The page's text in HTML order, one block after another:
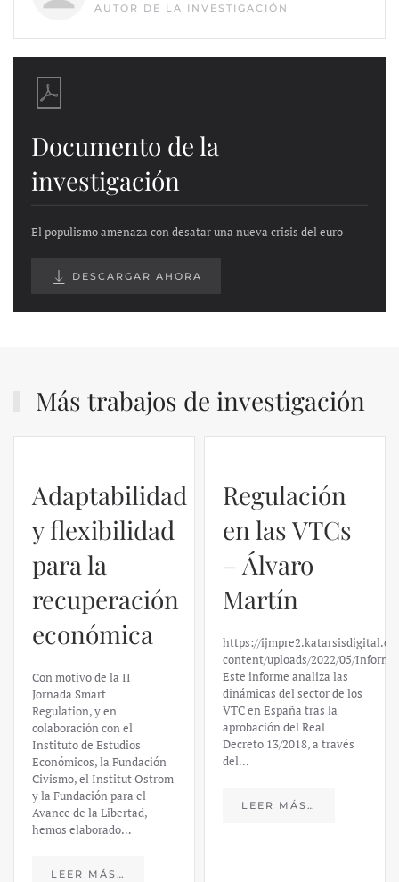
AUTOR DE LA INVESTIGACIÓN
Documento de la
investigación
El populismo amenaza con desatar una nueva crisis del euro
DESCARGAR AHORA
Más trabajos de investigación
Adaptabilidad
y flexibilidad
para la
recuperación
económica
Con motivo de la II
Jornada Smart
Regulation, y en
colaboración con el
Instituto de Estudios
Económicos, la Fundación
Civismo, el Institut Ostrom
y la Fundación para el
Avance de la Libertad,
hemos elaborado…
LEER MÁS…
Regulación
en las VTCs
– Álvaro
Martín
https://
content/uploads/2022/05/
Este informe analiza las
dinámicas del sector de los
VTC en España tras la
aprobación del Real
Decreto 13/2018, a través
del…
LEER MÁS…